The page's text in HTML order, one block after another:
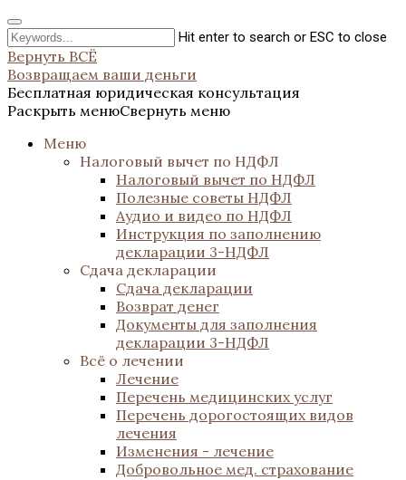
Hit enter to search or ESC to close
Вернуть ВСЁ
Возвращаем ваши деньги
Бесплатная юридическая консультация
Раскрыть менюСвернуть меню
Меню
Налоговый вычет по НДФЛ
Налоговый вычет по НДФЛ
Полезные советы НДФЛ
Аудио и видео по НДФЛ
Инструкция по заполнению
декларации 3-НДФЛ
Сдача декларации
Сдача декларации
Возврат денег
Документы для заполнения
декларации 3-НДФЛ
Всё о лечении
Лечение
Перечень медицинских услуг
Перечень дорогостоящих видов
лечения
Изменения - лечение
Добровольное мед. страхование